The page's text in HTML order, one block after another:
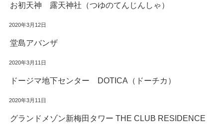
お初天神 露天神社（つゆのてんじんしゃ）
2020年3月12日
堂島アバンザ
2020年3月11日
ドージマ地下センター DOTICA（ドーチカ）
2020年3月11日
グランドメゾン新梅田タワー THE CLUB RESIDENCE